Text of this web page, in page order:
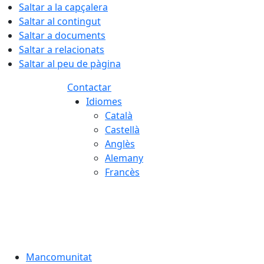
Saltar a la capçalera
Saltar al contingut
Saltar a documents
Saltar a relacionats
Saltar al peu de pàgina
Contactar
Idiomes
Català
Castellà
Anglès
Alemany
Francès
Mancomunitat